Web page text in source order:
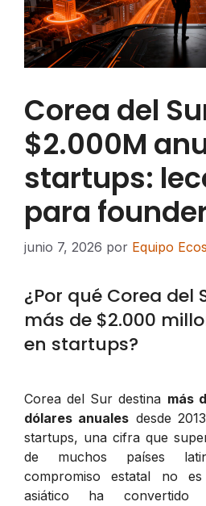
Corea del
$2.000M
startups:
para
junio 7, 2026 por Equipo
¿Por qué Corea del
más de $2.000
en startups?
Corea del Sur destina más
dólares anuales desde
startups, una cifra que
de muchos países
compromiso estatal no
asiático ha